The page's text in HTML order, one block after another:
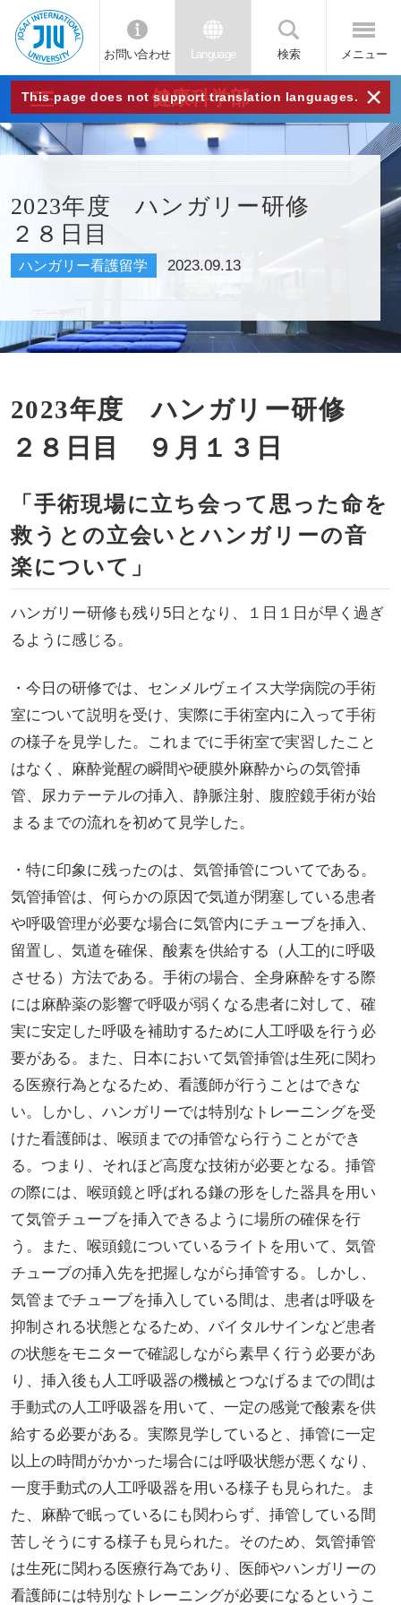
JIU
城西
国際
大学
お問い合わせ Language 検索 メニュー
This page does not support translation languages. ×
健康科学部
2023年度 ハンガリー研修
２８日目
ハンガリー看護留学 2023.09.13
2023年度 ハンガリー研修
２８日目 ９月１３日
「手術現場に立ち会って思った命を
救うとの立会いとハンガリーの音
楽について」
ハンガリー研修も残り5日となり、１日１日が早く過ぎ
るように感じる。
・今日の研修では、センメルヴェイス大学病院の手術
室について説明を受け、実際に手術室内に入って手術
の様子を見学した。これまでに手術室で実習したこと
はなく、麻酔覚醒の瞬間や硬膜外麻酔からの気管挿
管、尿カテーテルの挿入、静脈注射、腹腔鏡手術が始
まるまでの流れを初めて見学した。
・特に印象に残ったのは、気管挿管についてである。
気管挿管は、何らかの原因で気道が閉塞している患者
や呼吸管理が必要な場合に気管内にチューブを挿入、
留置し、気道を確保、酸素を供給する（人工的に呼吸
させる）方法である。手術の場合、全身麻酔をする際
には麻酔薬の影響で呼吸が弱くなる患者に対して、確
実に安定した呼吸を補助するために人工呼吸を行う必
要がある。また、日本において気管挿管は生死に関わ
る医療行為となるため、看護師が行うことはできな
い。しかし、ハンガリーでは特別なトレーニングを受
けた看護師は、喉頭までの挿管なら行うことができ
る。つまり、それほど高度な技術が必要となる。挿管
の際には、喉頭鏡と呼ばれる鎌の形をした器具を用い
て気管チューブを挿入できるように場所の確保を行
う。また、喉頭鏡についているライトを用いて、気管
チューブの挿入先を把握しながら挿管する。しかし、
気管までチューブを挿入している間は、患者は呼吸を
抑制される状態となるため、バイタルサインなど患者
の状態をモニターで確認しながら素早く行う必要があ
り、挿入後も人工呼吸器の機械とつなげるまでの間は
手動式の人工呼吸器を用いて、一定の感覚で酸素を供
給する必要がある。実際見学していると、挿管に一定
以上の時間がかかった場合には呼吸状態が悪くなり、
一度手動式の人工呼吸器を用いる様子も見られた。ま
た、麻酔で眠っているにも関わらず、挿管している間
苦しそうにする様子も見られた。そのため、気管挿管
は生死に関わる医療行為であり、医師やハンガリーの
看護師には特別なトレーニングが必要になるというこ